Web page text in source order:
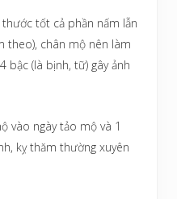
tốt cả phần nấm lẫn
theo), chân mộ nên làm
bậc (là bịnh, tữ) gây ảnh
ngày tảo mộ và 1
kỵ thăm thường xuyên